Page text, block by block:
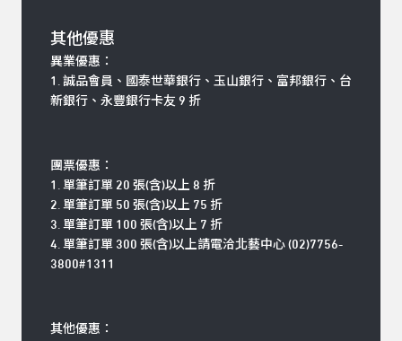
其他優惠
異業優惠：
1. 誠品會員、國泰世華銀行、玉山銀行、富邦銀行、台
新銀行、永豐銀行卡友 9 折
團票優惠：
1. 單筆訂單 20 張(含)以上 8 折
2. 單筆訂單 50 張(含)以上 75 折
3. 單筆訂單 100 張(含)以上 7 折
4. 單筆訂單 300 張(含)以上請電洽北藝中心 (02)7756-
3800#1311
其他優惠：